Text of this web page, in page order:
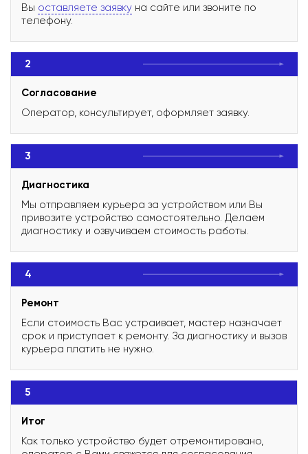
Вы оставляете заявку на сайте или звоните по
телефону.
2
Согласование
Оператор, консультирует, оформляет заявку.
3
Диагностика
Мы отправляем курьера за устройством или Вы
привозите устройство самостоятельно. Делаем
диагностику и озвучиваем стоимость работы.
4
Ремонт
Если стоимость Вас устраивает, мастер назначает
срок и приступает к ремонту. За диагностику и вызов
курьера платить не нужно.
5
Итог
Как только устройство будет отремонтировано,